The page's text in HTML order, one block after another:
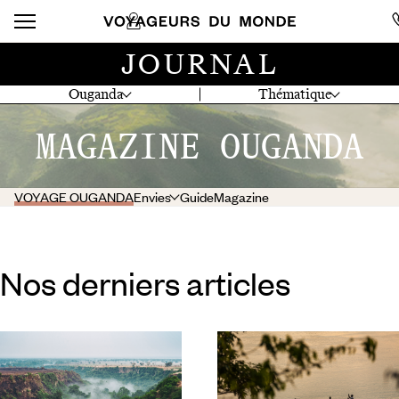
Ouganda Thématique
JOURNAL
MAGAZINE OUGANDA
VOYAGE OUGANDAEnvies GuideMagazine
Nos derniers articles